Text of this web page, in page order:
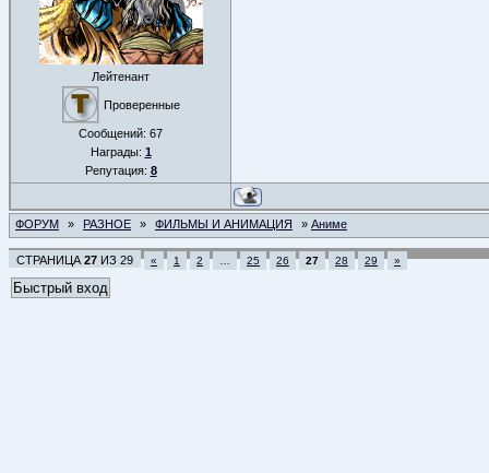
Лейтенант
Проверенные
Сообщений: 67
Награды: 1
Репутация: 8
ФОРУМ » РАЗНОЕ » ФИЛЬМЫ И АНИМАЦИЯ » Аниме
СТРАНИЦА 27 ИЗ 29 « 1 2 25 26 27 28 29 »